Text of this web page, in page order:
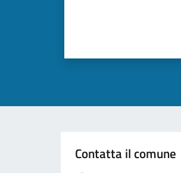
Contatta il comune